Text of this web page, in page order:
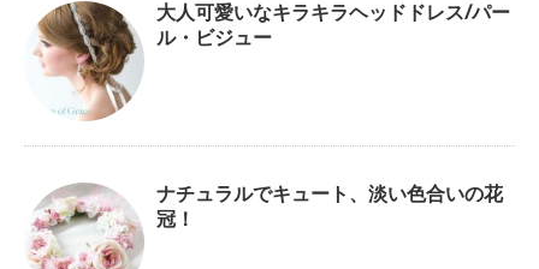
大人可愛いなキラキラヘッドドレス/パー
ル・ビジュー
ナチュラルでキュート、淡い色合いの花
冠！